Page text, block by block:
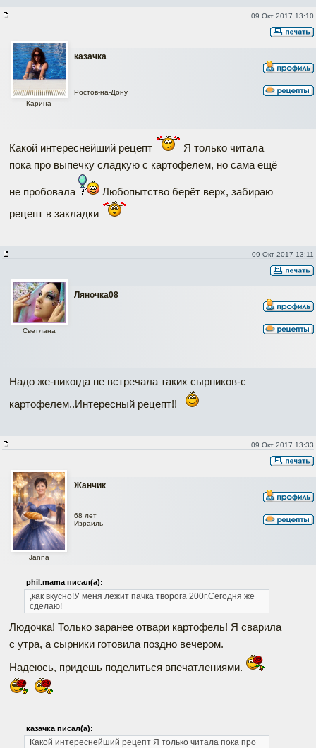
09 Окт 2017 13:10
казачка
Карина
Ростов-на-Дону
Какой интереснейший рецепт
Я только читала
пока про выпечку сладкую с картофелем, но сама ещё
не пробовала
Любопытство берёт верх, забираю
рецепт в закладки
09 Окт 2017 13:11
Ляночка08
Светлана
Надо же-никогда не встречала таких сырников-с
картофелем..Интересный рецепт!!
09 Окт 2017 13:33
Жанчик
Janna
68 лет
Израиль
phil.mama писал(а):
,как вкусно!У меня лежит пачка творога 200г.Сегодня же
сделаю!
Людочка! Только заранее отвари картофель! Я сварила
с утра, а сырники готовила поздно вечером.
Надеюсь, придешь поделиться впечатлениями.
казачка писал(а):
Какой интереснейший рецепт Я только читала пока про